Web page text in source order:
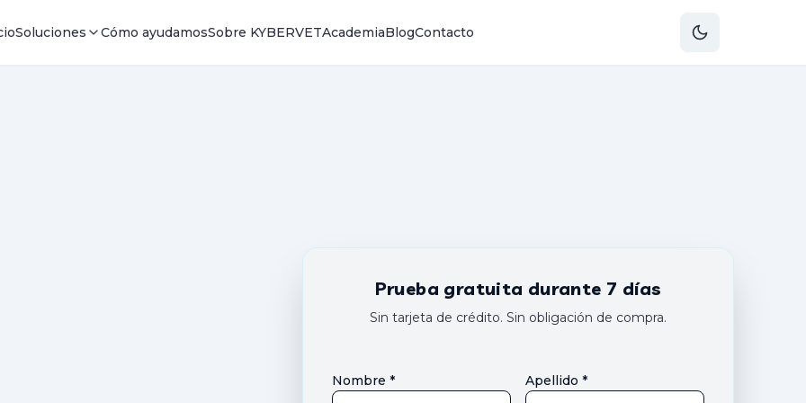
Soluciones Cómo ayudamosSobre KYBERVETAcademiaBlogContacto
Prueba gratuita durante 7 días
Sin tarjeta de crédito. Sin obligación de compra.
Nombre * Apellido *